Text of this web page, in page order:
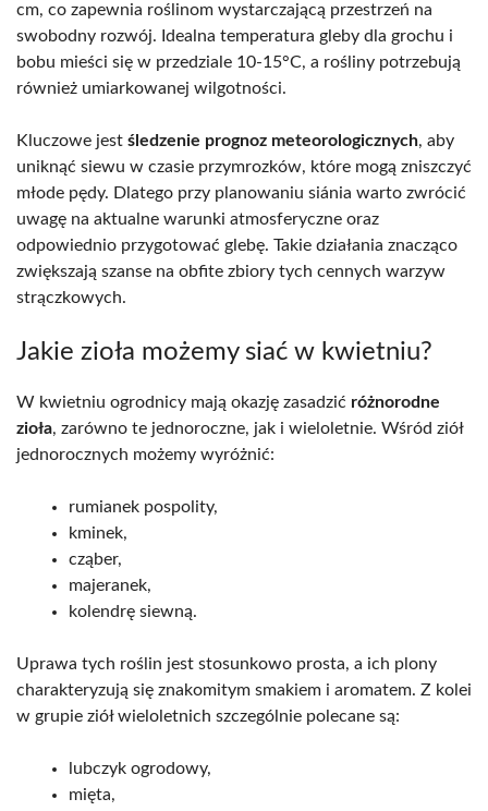
cm, co zapewnia roślinom wystarczającą przestrzeń na
swobodny rozwój. Idealna temperatura gleby dla grochu i
bobu mieści się w przedziale 10-15°C, a rośliny potrzebują
również umiarkowanej wilgotności.
Kluczowe jest śledzenie prognoz meteorologicznych, aby
uniknąć siewu w czasie przymrozków, które mogą zniszczyć
młode pędy. Dlatego przy planowaniu siánia warto zwrócić
uwagę na aktualne warunki atmosferyczne oraz
odpowiednio przygotować glebę. Takie działania znacząco
zwiększają szanse na obfite zbiory tych cennych warzyw
strączkowych.
Jakie zioła możemy siać w kwietniu?
W kwietniu ogrodnicy mają okazję zasadzić różnorodne
zioła, zarówno te jednoroczne, jak i wieloletnie. Wśród ziół
jednorocznych możemy wyróżnić:
rumianek pospolity,
kminek,
cząber,
majeranek,
kolendrę siewną.
Uprawa tych roślin jest stosunkowo prosta, a ich plony
charakteryzują się znakomitym smakiem i aromatem. Z kolei
w grupie ziół wieloletnich szczególnie polecane są:
lubczyk ogrodowy,
mięta,